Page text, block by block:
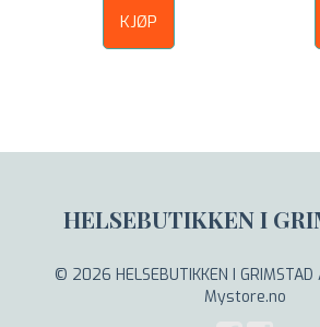
KJØP
HELSEBUTIKKEN I
© 2026 HELSEBUTIKKEN I
Mystore.no